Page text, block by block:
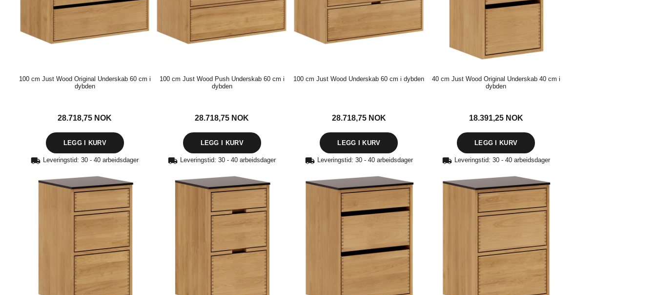
100 cm Just Wood Original Underskab 60 cm i
dybden
28.718,75 NOK
100 cm Just Wood Push Underskab 60 cm i
dybden
28.718,75 NOK
100 cm Just Wood Underskab 60 cm i dybden
28.718,75 NOK
40 cm Just Wood Original Underskab 40 cm i
dybden
18.391,25 NOK
Leveringstid: 30 - 40 arbeidsdager Leveringstid: 30 - 40 arbeidsdager Leveringstid: 30 - 40 arbeidsdager Leveringstid: 30 - 40 arbeidsdager